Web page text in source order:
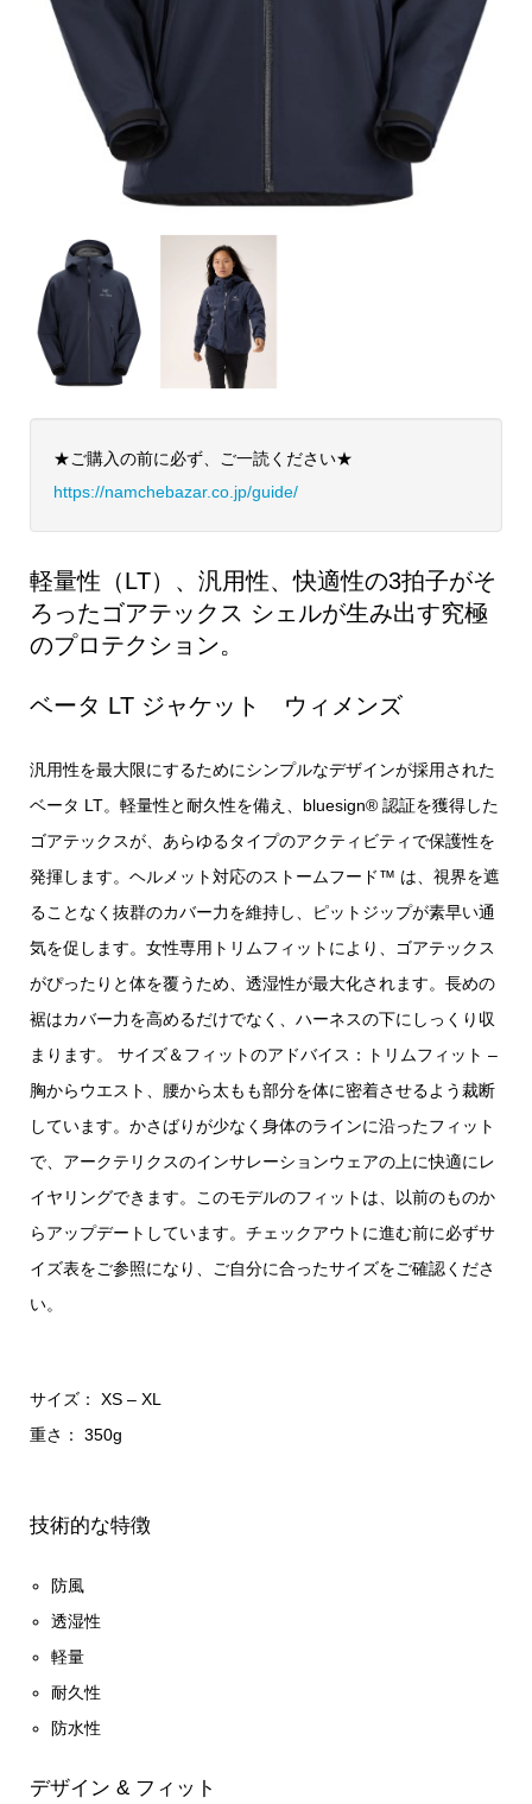
★ご購入の前に必ず、ご一読ください★
https://namchebazar.co.jp/guide/
軽量性（LT）、汎用性、快適性の3拍子がそ
ろったゴアテックス シェルが生み出す究極
のプロテクション。
ベータ LT ジャケット ウィメンズ
汎用性を最大限にするためにシンプルなデザインが採用された
ベータ LT。軽量性と耐久性を備え、bluesign® 認証を獲得した
ゴアテックスが、あらゆるタイプのアクティビティで保護性を
発揮します。ヘルメット対応のストームフード™ は、視界を遮
ることなく抜群のカバー力を維持し、ピットジップが素早い通
気を促します。女性専用トリムフィットにより、ゴアテックス
がぴったりと体を覆うため、透湿性が最大化されます。長めの
裾はカバー力を高めるだけでなく、ハーネスの下にしっくり収
まります。 サイズ＆フィットのアドバイス：トリムフィット –
胸からウエスト、腰から太もも部分を体に密着させるよう裁断
しています。かさばりが少なく身体のラインに沿ったフィット
で、アークテリクスのインサレーションウェアの上に快適にレ
イヤリングできます。このモデルのフィットは、以前のものか
らアップデートしています。チェックアウトに進む前に必ずサ
イズ表をご参照になり、ご自分に合ったサイズをご確認くださ
い。
サイズ： XS – XL
重さ： 350g
技術的な特徴
防風
透湿性
軽量
耐久性
防水性
デザイン & フィット